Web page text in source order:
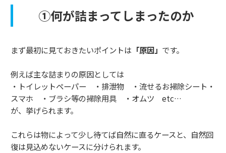
①何が詰まってしまったのか
まず最初に見ておきたいポイントは 「原因」 です。
例えば主な詰まりの原因としては
・トイレットペーパー ・排泄物 ・流せるお掃除シート・
スマホ ・ブラシ等の掃除用具 ・オムツ etc…
が、挙げられます。
これらは物によって少し待てば自然に直るケースと、自然回
復は見込めないケースに分けられます。